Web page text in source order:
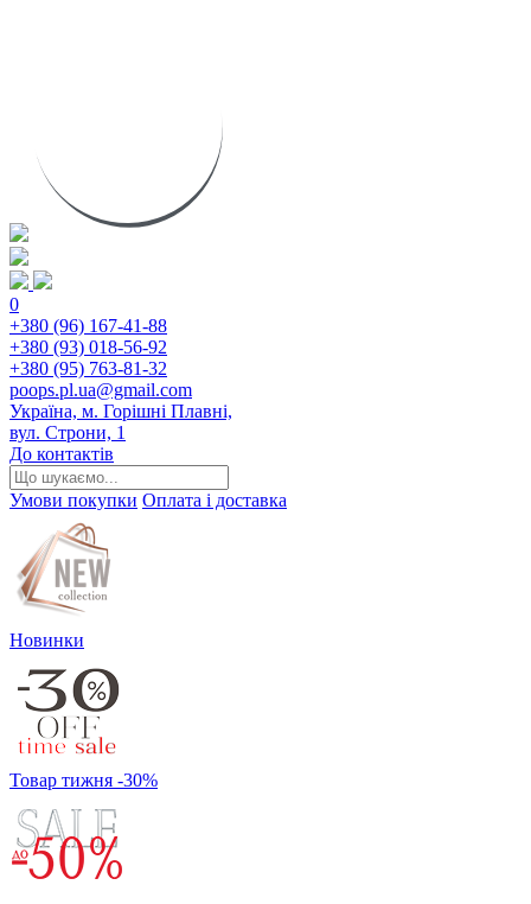
0
+380 (96) 167-41-88
+380 (93) 018-56-92
+380 (95) 763-81-32
poops.pl.ua@gmail.com
Україна, м. Горішні Плавні,
вул. Строни, 1
До контактів
Умови покупки Оплата і доставка
Новинки
Товар тижня -30%